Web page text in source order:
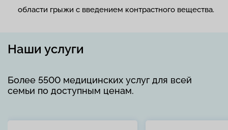
области грыжи с введением контрастного вещества.
Наши услуги
Более 5500 медицинских услуг для всей
семьи по доступным ценам.